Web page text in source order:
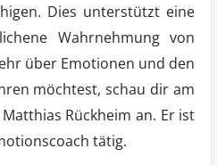
Dies unterstützt eine
Wahrnehmung von
über Emotionen und den
möchtest, schau dir am
Rückheim an. Er ist
tätig.